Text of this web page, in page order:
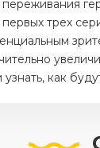
трех
как